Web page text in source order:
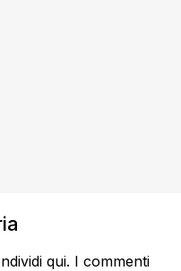
qui. I commenti